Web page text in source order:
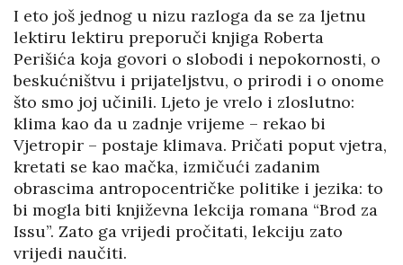
I eto još jednog u nizu razloga da se za ljetnu
lektiru lektiru preporuči knjiga Roberta
Perišića koja govori o slobodi i nepokornosti, o
beskućništvu i prijateljstvu, o prirodi i o onome
što smo joj učinili. Ljeto je vrelo i zloslutno:
klima kao da u zadnje vrijeme – rekao bi
Vjetropir – postaje klimava. Pričati poput vjetra,
kretati se kao mačka, izmičući zadanim
obrascima antropocentričke politike i jezika: to
bi mogla biti književna lekcija romana “Brod za
Issu”. Zato ga vrijedi pročitati, lekciju zato
vrijedi naučiti.